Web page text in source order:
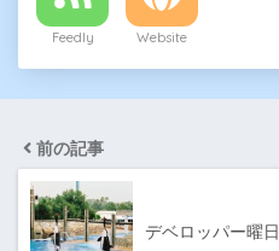
Feedly Website
前の記事
デベロッパー曜